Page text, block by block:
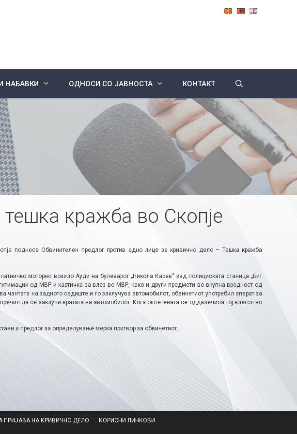
НАБАВКИ ОДНОСИ СО ЈАВНОСТА КОНТАКТ
кражба во Скопје
поднесе Обвинителен предлог против едно лице за кривично дело – Тешка кражба
моторно возило Ауди на булеварот „Никола Карев“ зад полициската станица „Бит
од МВР и картичка за влез во МВР, како и други предмети во вкупна вредност од
чантата на задното седиште и го заклучува автомобилот, обвинетиот употребил апарат за
да се заклучи вратата на автомобилот. Кога оштетената се оддалечила тој влегол во
и предлог за определување мерка притвор за обвинетиот.
ПРИЈАВА НА КРИВИЧНО ДЕЛО
КОРИСНИ ЛИНКОВИ